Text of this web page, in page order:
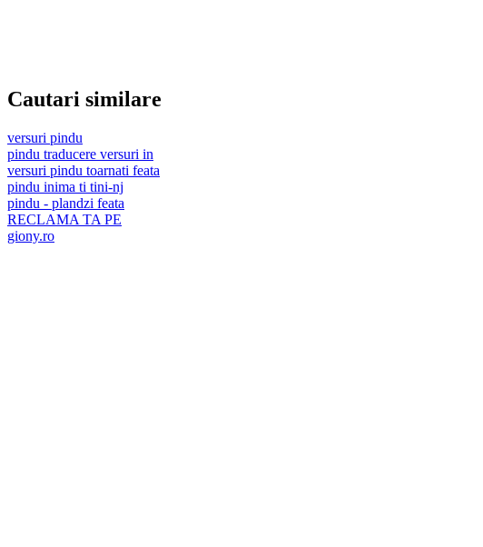
Cautari similare
versuri pindu
pindu traducere versuri in
versuri pindu toarnati feata
pindu inima ti tini-nj
pindu - plandzi feata
RECLAMA TA PE
giony.ro